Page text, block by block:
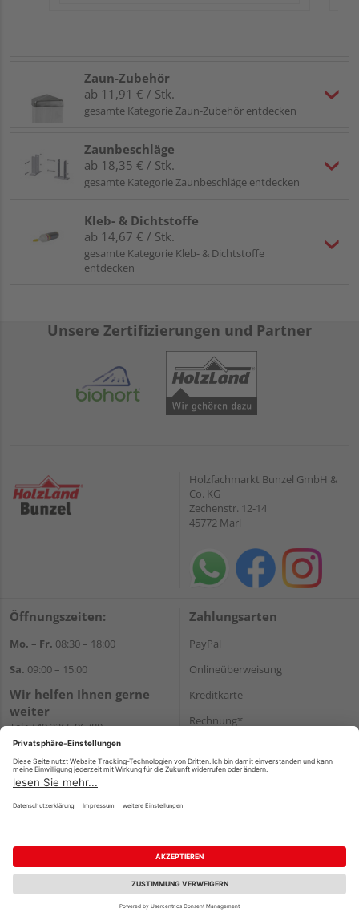
Zaun-Zubehör
ab 11,91 € / Stk.
gesamte Kategorie Zaun-Zubehör entdecken
Zaunbeschläge
ab 18,35 € / Stk.
gesamte Kategorie Zaunbeschläge entdecken
Kleb- & Dichtstoffe
ab 14,67 € / Stk.
gesamte Kategorie Kleb- & Dichtstoffe
entdecken
Unsere Zertifizierungen und Partner
Holzfachmarkt Bunzel GmbH &
Co. KG
Zechenstr. 12-14
45772 Marl
Öffnungszeiten:
Mo. – Fr. 08:30 – 18:00
Sa. 09:00 – 15:00
Wir helfen Ihnen gerne
weiter
Tel.:+49 2365 96780
E-Mail:info@bunzel.de
WhatsApp
Zahlungsarten
PayPal
Onlineüberweisung
Kreditkarte
Rechnung*
Versand
Impressum AGB Widerruf
Datenschutz
Reservierungsbedingungen
Vertrag widerrufen